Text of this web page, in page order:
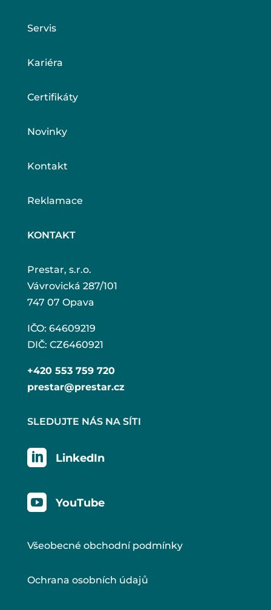
Servis
Kariéra
Certifikáty
Novinky
Kontakt
Reklamace
KONTAKT
Prestar, s.r.o.
Vávrovická 287/101
747 07 Opava
IČO: 64609219
DIČ: CZ6460921
+420 553 759 720
prestar@prestar.cz
SLEDUJTE NÁS NA SÍTI
 LinkedIn
 YouTube
Všeobecné obchodní podmínky
Ochrana osobních údajů